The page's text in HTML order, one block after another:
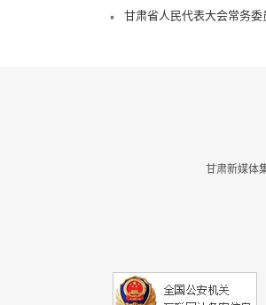
讲话 任振鹤庄国泰石谋军
甘肃省人民代表大会常务
甘肃新媒体